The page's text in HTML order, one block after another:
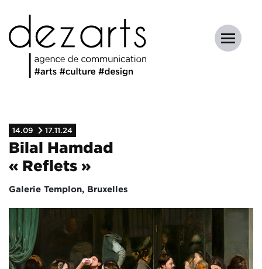
14.09 17.11.24
Bilal Hamdad
« Reflets »
Galerie Templon, Bruxelles